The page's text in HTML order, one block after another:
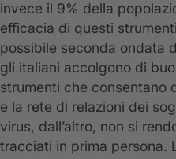
invece il 9% della
efficacia di questi
possibile seconda ondata
gli italiani accolgono di
strumenti che consentano
e la rete di relazioni dei
virus, dall’altro, non si
tracciati in prima persona.